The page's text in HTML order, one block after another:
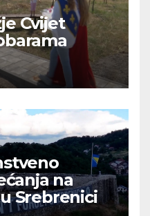
Cvijet
na
Srebrenici